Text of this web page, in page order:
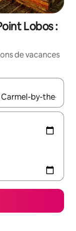
Lobos :
de vacances
les en utilisant